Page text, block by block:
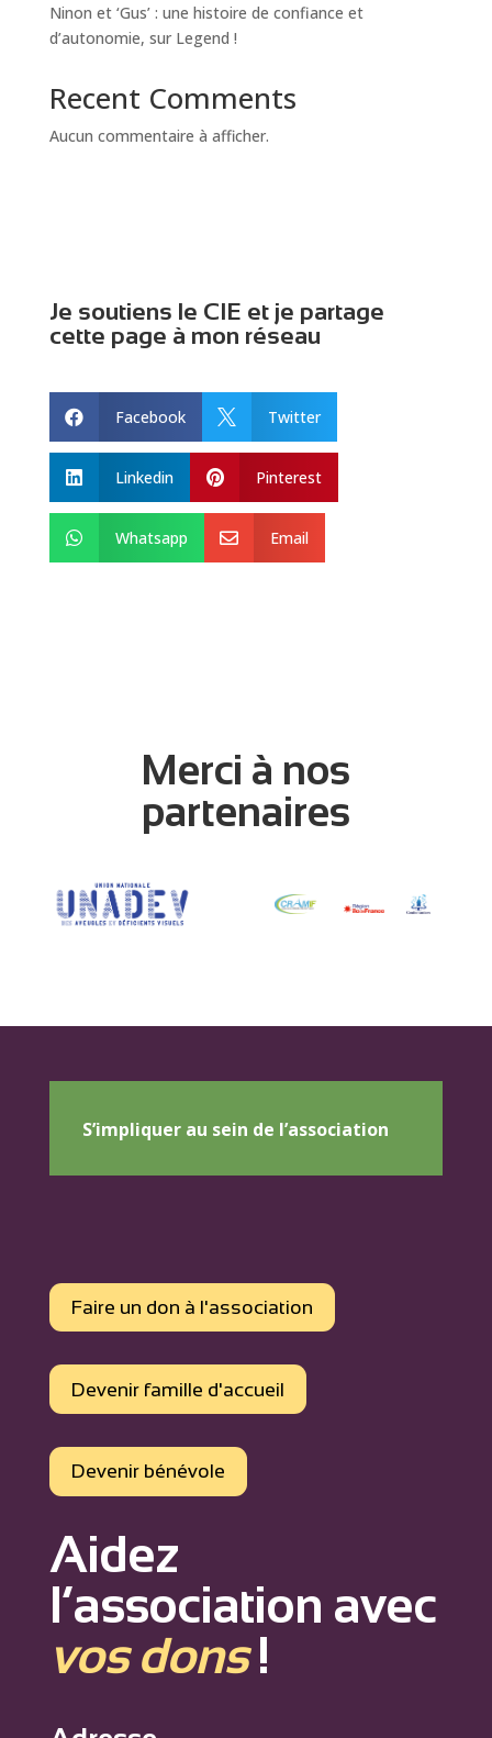
Ninon et ‘Gus’ : une histoire de confiance et
d’autonomie, sur Legend !
Recent Comments
Aucun commentaire à afficher.
Je soutiens le CIE et je partage
cette page à mon réseau
 Facebook  Twitter
 Linkedin  Pinterest
 Whatsapp  Email
Merci à nos
partenaires
S’impliquer au sein de l’association
Faire un don à l'association
Devenir famille d'accueil
Devenir bénévole
Aidez
l’association avec
vos dons!